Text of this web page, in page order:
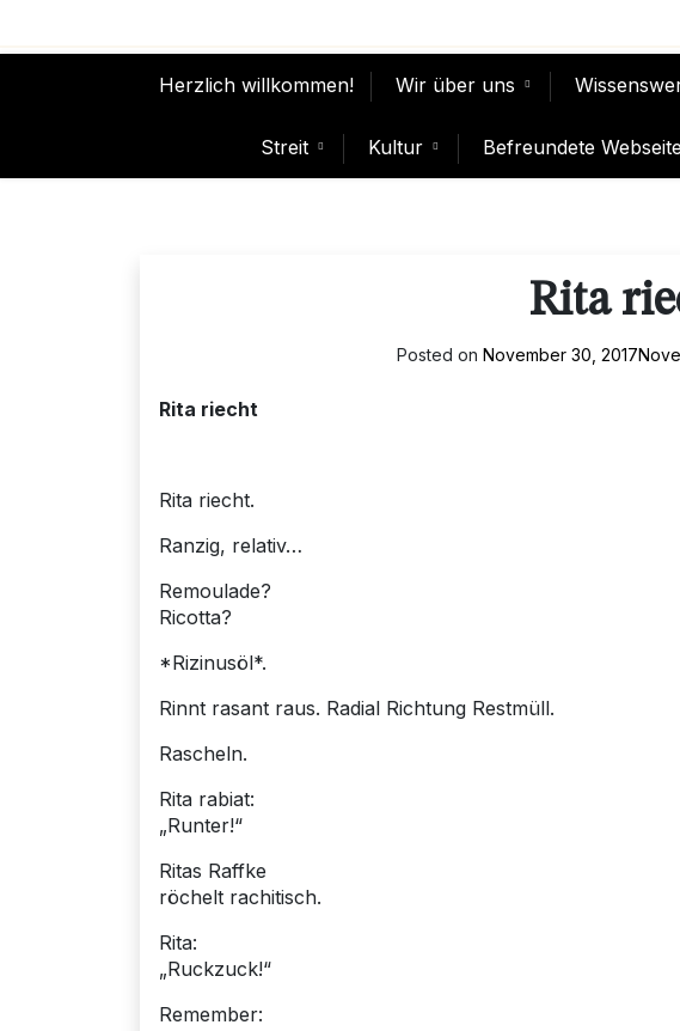
Herzlich willkommen! Wir über uns
Streit Kultur Befreundete
Rita
Posted on November 30, 2017
Rita riecht
Rita riecht.
Ranzig, relativ…
Remoulade?
Ricotta?
*Rizinusöl*.
Rinnt rasant raus. Radial Richtung Restmüll.
Rascheln.
Rita rabiat:
„Runter!“
Ritas Raffke
röchelt rachitisch.
Rita:
„Ruckzuck!“
Remember: